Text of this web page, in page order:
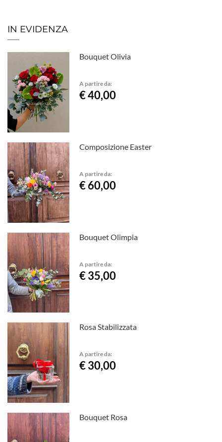
IN EVIDENZA
Bouquet Olivia
A partire da:
€ 40,00
Composizione Easter
A partire da:
€ 60,00
Bouquet Olimpia
A partire da:
€ 35,00
Rosa Stabilizzata
A partire da:
€ 30,00
Bouquet Rosa